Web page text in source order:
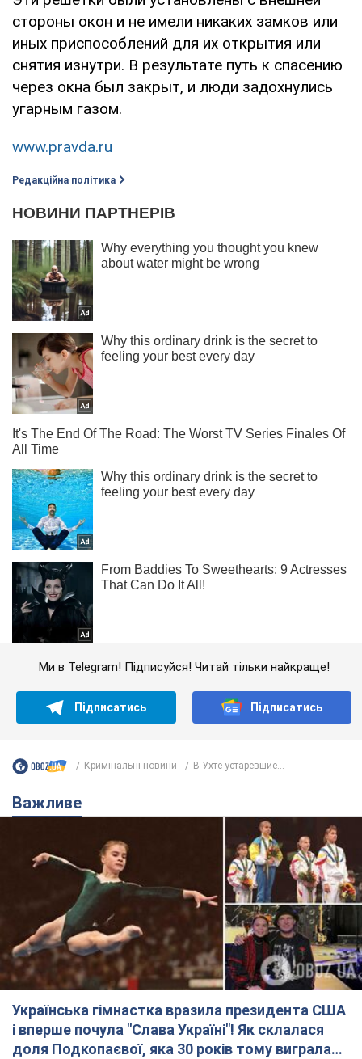
стороны окон и не имели никаких замков или
иных приспособлений для их открытия или
снятия изнутри. В результате путь к спасению
через окна был закрыт, и люди задохнулись
угарным газом.
www.pravda.ru
Редакційна політика
Ми в Telegram! Підписуйся! Читай тільки найкраще!
Підписатись Підписатись
Кримінальні новини В Ухте устаревшие...
Важливе
Українська гімнастка вразила президента США
і вперше почула "Слава Україні"! Як склалася
доля Подкопаєвої, яка 30 років тому виграла